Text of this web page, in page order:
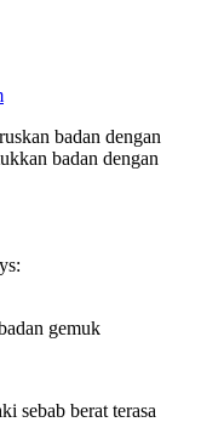
badan dengan
badan dengan
gemuk
sebab berat terasa